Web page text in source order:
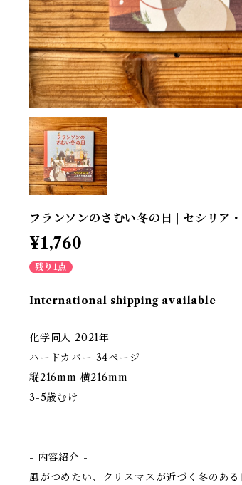
フランソンのさむい冬の日 | セシリア
¥1,760
残り1点
International shipping available
化学同人 2021年
ハードカバー 34ページ
縦216mm 横216mm
3-5歳むけ
- 内容紹介 -
風がつめたい、クリスマスが近づく冬のあ